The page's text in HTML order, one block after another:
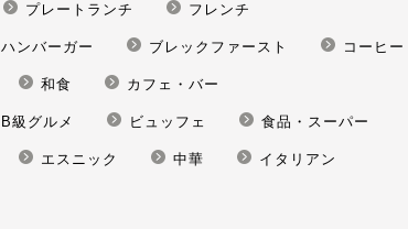
プレートランチ フレンチ
ハンバーガー ブレックファースト コーヒー
和食 カフェ・バー
B級グルメ ビュッフェ 食品・スーパー
エスニック 中華 イタリアン